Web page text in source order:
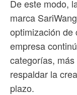
De este modo,
marca
optimización de
empresa
categorías,
respaldar la
plazo.